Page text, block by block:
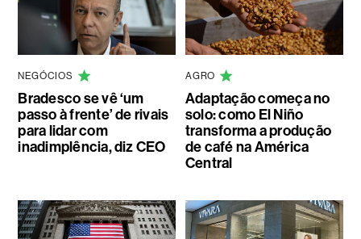
NEGÓCIOS
Bradesco se vê ‘um
passo à frente’ de rivais
para lidar com
inadimplência, diz CEO
AGRO
Adaptação começa no
solo: como El Niño
transforma a produção
de café na América
Central